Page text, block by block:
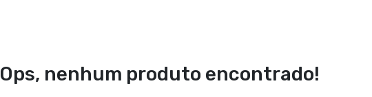
Ops, nenhum produto encontrado!